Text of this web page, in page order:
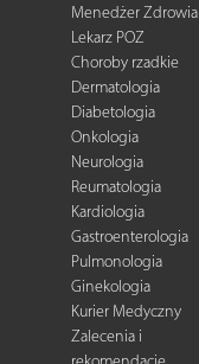
Menedżer Zdrowia
Lekarz POZ
Choroby rzadkie
Dermatologia
Diabetologia
Onkologia
Neurologia
Reumatologia
Kardiologia
Gastroenterologia
Pulmonologia
Ginekologia
Kurier Medyczny
Zalecenia i